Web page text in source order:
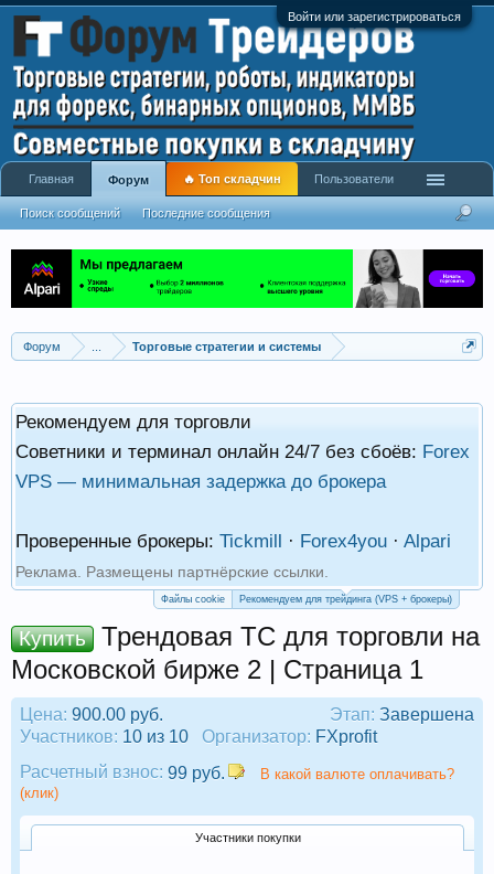
Войти или зарегистрироваться
Форум Торговые стратегии и системы
Рекомендуем для торговли
Советники и терминал онлайн 24/7 без сбоёв: Forex
VPS — минимальная задержка до брокера
Проверенные брокеры: Tickmill · Forex4you · Alpari
Реклама. Размещены партнёрские ссылки.
Файлы cookie Рекомендуем для трейдинга (VPS + брокеры)
Купить
Трендовая ТС для торговли на
Московской бирже 2 | Страница 1
Этап: Завершена
Цена: 900.00 руб.
Участников: 10 из 10 Организатор: FXprofit
Расчетный взнос: 99 руб.
В какой валюте оплачивать?
(клик)
Участники покупки
Главная Форум
Поиск сообщений Последние сообщения
🔥 Топ складчин Пользователи